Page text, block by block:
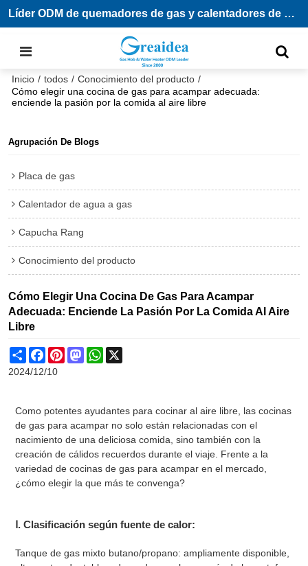
Líder ODM de quemadores de gas y calentadores de agua
Inicio / todos / Conocimiento del producto /
Cómo elegir una cocina de gas para acampar adecuada:
enciende la pasión por la comida al aire libre
Agrupación De Blogs
Placa de gas
Calentador de agua a gas
Capucha Rang
Conocimiento del producto
Cómo Elegir Una Cocina De Gas Para Acampar
Adecuada: Enciende La Pasión Por La Comida Al Aire
Libre
ShareFacebook
PinterestMastodonWhatsApp
2024/12/10
Como potentes ayudantes para cocinar al aire libre, las cocinas
de gas para acampar no solo están relacionadas con el
nacimiento de una deliciosa comida, sino también con la
creación de cálidos recuerdos durante el viaje. Frente a la
variedad de cocinas de gas para acampar en el mercado,
¿cómo elegir la que más te convenga?
Ⅰ. Clasificación según fuente de calor:
Tanque de gas mixto butano/propano: ampliamente disponible,